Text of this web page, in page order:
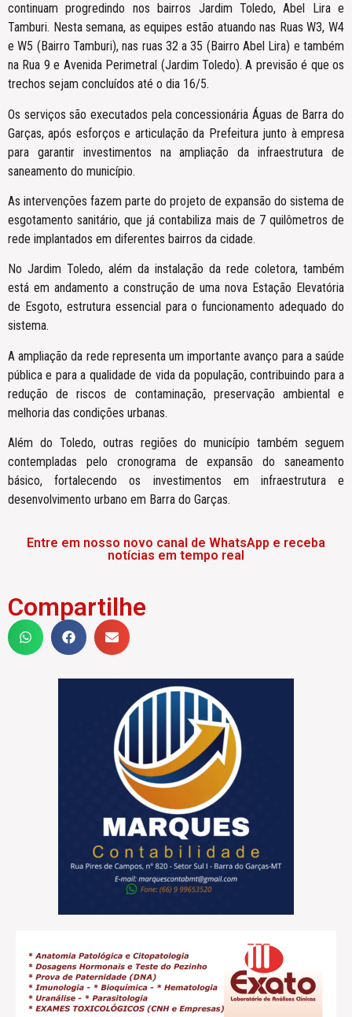
continuam progredindo nos bairros Jardim Toledo, Abel Lira e
Tamburi. Nesta semana, as equipes estão atuando nas Ruas W3, W4
e W5 (Bairro Tamburi), nas ruas 32 a 35 (Bairro Abel Lira) e também
na Rua 9 e Avenida Perimetral (Jardim Toledo). A previsão é que os
trechos sejam concluídos até o dia 16/5.
Os serviços são executados pela concessionária Águas de Barra do
Garças, após esforços e articulação da Prefeitura junto à empresa
para garantir investimentos na ampliação da infraestrutura de
saneamento do município.
As intervenções fazem parte do projeto de expansão do sistema de
esgotamento sanitário, que já contabiliza mais de 7 quilômetros de
rede implantados em diferentes bairros da cidade.
No Jardim Toledo, além da instalação da rede coletora, também
está em andamento a construção de uma nova Estação Elevatória
de Esgoto, estrutura essencial para o funcionamento adequado do
sistema.
A ampliação da rede representa um importante avanço para a saúde
pública e para a qualidade de vida da população, contribuindo para a
redução de riscos de contaminação, preservação ambiental e
melhoria das condições urbanas.
Além do Toledo, outras regiões do município também seguem
contempladas pelo cronograma de expansão do saneamento
básico, fortalecendo os investimentos em infraestrutura e
desenvolvimento urbano em Barra do Garças.
Entre em nosso novo canal de WhatsApp e receba
notícias em tempo real
Compartilhe